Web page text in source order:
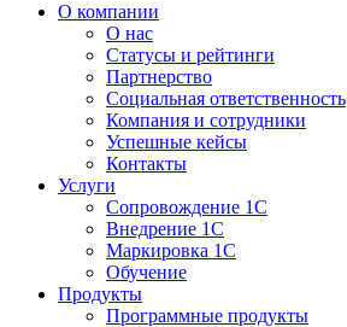
О компании
О нас
Статусы и рейтинги
Партнерство
Социальная ответственность
Компания и сотрудники
Успешные кейсы
Контакты
Услуги
Сопровождение 1С
Внедрение 1С
Маркировка 1С
Обучение
Продукты
Программные продукты